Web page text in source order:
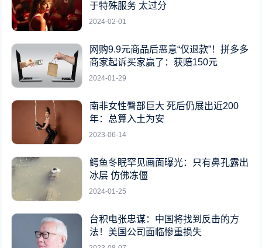
于特殊服务 太过分
2024-02-01
网购9.9元商品后恶意“仅退款”！拼多多
商家起诉买家赢了：获赔150元
2024-01-29
南非女性臀部巨大 死后仍展出近200
年：总算入土为安
2023-06-14
鳄鱼冬眠罕见画面曝光：只有鼻孔露出
冰层 仿佛冻僵
2024-01-25
台积电张忠谋：中国将找到反击的方
法！美国公司面临惨重损失